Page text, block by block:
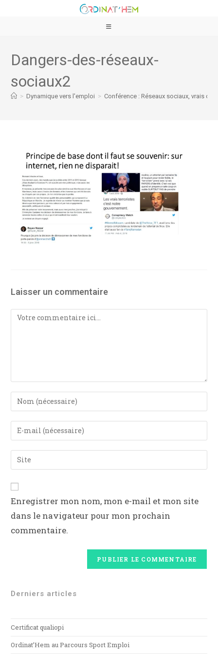
Dangers-des-réseaux-
sociaux2
> Dynamique vers l'emploi > Conférence : Réseaux sociaux, vrais ou
Laisser un commentaire
Enregistrer mon nom, mon e-mail et mon site
dans le navigateur pour mon prochain
commentaire.
Derniers articles
Certificat qualiopi
Ordinat’Hem au Parcours Sport Emploi